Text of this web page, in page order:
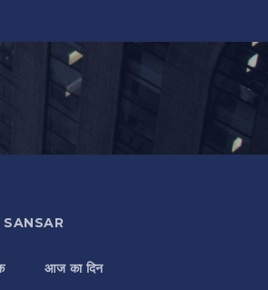
SANSAR
आज का दिन